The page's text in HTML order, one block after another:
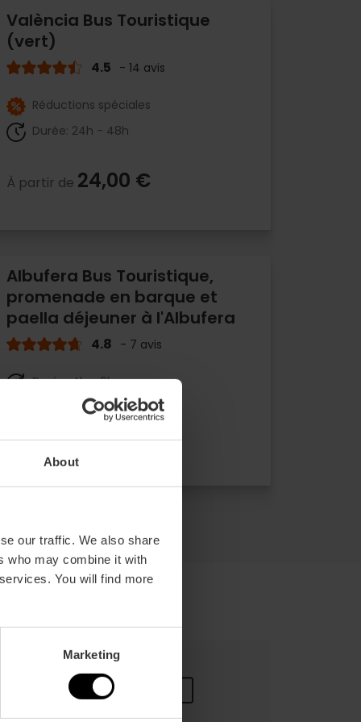
About
our traffic. We also share
who may combine it with
You will find more
Marketing
València Bus Touristique
(vert)
4.5 - 14 avis
Réductions spéciales
Durée: 24h - 48h
À partir de 24,00 €
Albufera Bus Touristique,
promenade en barque et
paella déjeuner à l'Albufera
4.8 - 7 avis
Durée: 4h - 6h
Transport
À partir de39,00 €